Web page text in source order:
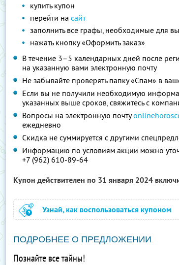
купить купон
перейти на сайт
заполнить все графы, необходимые для
нажать кнопку «Оформить заказ»
В течение 3–5 календарных дней после
на указанную вами электронную почту
Не забывайте проверять папку «Спам» в
Если вы не получили необходимую
указанных выше сроков, свяжитесь с
Вопросы на электронную почту
ежедневно
Скидка не суммируется с другими
Информацию по условиям акции можно
+7 (962) 610-89-64
Купон действителен по 31 января 2024
Узнай, как воспользоваться купоном
ПОДРОБНЕЕ О ПРЕДЛОЖЕНИИ
Познайте все тайны!